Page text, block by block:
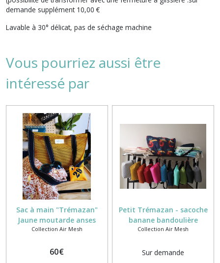
demande supplément 10,00 €
Lavable à 30° délicat, pas de séchage machine
Vous pourriez aussi être
intéressé par
Sac à main "Trémazan"
Jaune moutarde anses
noires
Collection Air Mesh
60€
Petit Trémazan - sacoche
banane bandoulière
Collection Air Mesh
Sur demande